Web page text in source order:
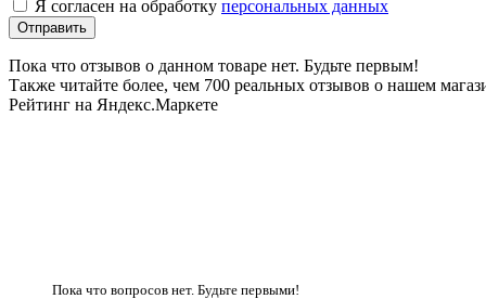
Я согласен на обработку персональных данных
Пока что отзывов о данном товаре нет. Будьте первым!
Также читайте более, чем 700 реальных отзывов о нашем
Рейтинг на Яндекс.Маркете
Пока что вопросов нет. Будьте первыми!